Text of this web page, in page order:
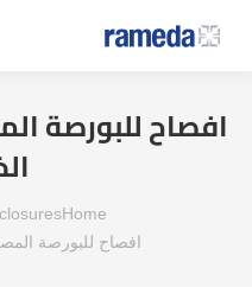
افصاح للبورصة
Home
افصاح للبورصة